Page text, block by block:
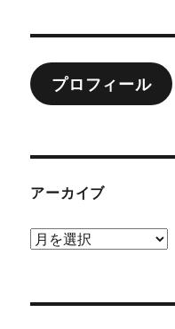
ン
プロフィール
アーカイブ
ア